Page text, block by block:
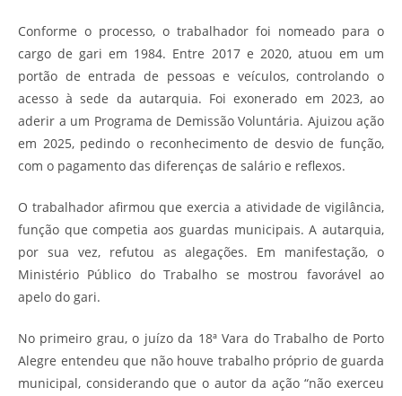
Conforme o processo, o trabalhador foi nomeado para o
cargo de gari em 1984. Entre 2017 e 2020, atuou em um
portão de entrada de pessoas e veículos, controlando o
acesso à sede da autarquia. Foi exonerado em 2023, ao
aderir a um Programa de Demissão Voluntária. Ajuizou ação
em 2025, pedindo o reconhecimento de desvio de função,
com o pagamento das diferenças de salário e reflexos.
O trabalhador afirmou que exercia a atividade de vigilância,
função que competia aos guardas municipais. A autarquia,
por sua vez, refutou as alegações. Em manifestação, o
Ministério Público do Trabalho se mostrou favorável ao
apelo do gari.
No primeiro grau, o juízo da 18ª Vara do Trabalho de Porto
Alegre entendeu que não houve trabalho próprio de guarda
municipal, considerando que o autor da ação “não exerceu